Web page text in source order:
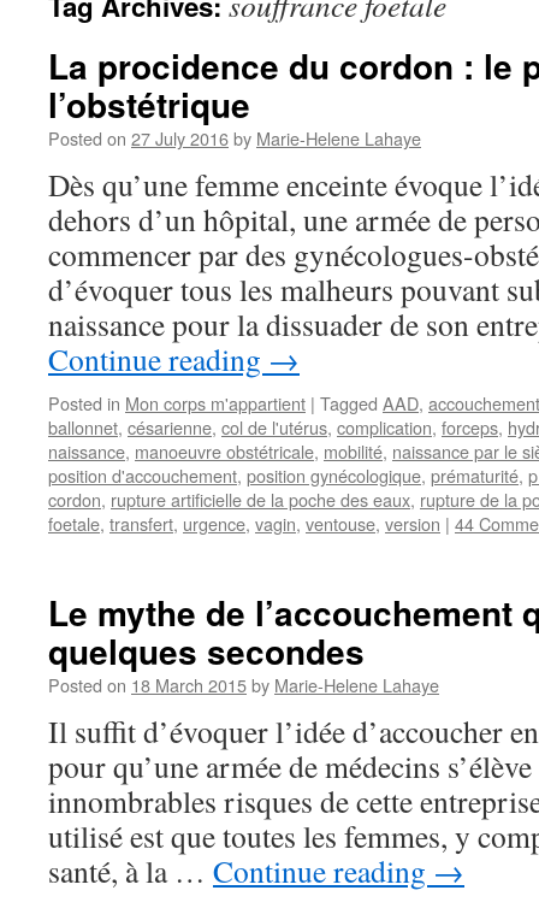
La procidence du cordon : le
l’obstétrique
Posted on 27 July 2016by Marie-Helene Lahaye
Dès qu’une femme enceinte évoque
dehors d’un hôpital, une armée de
commencer par des gynécologues-
d’évoquer tous les malheurs pouvant
naissance pour la dissuader de son
Continue reading →
Posted in Mon corps m'appartient | Tagged AAD, accouchement
ballonnet, césarienne, col de l'utérus, complication, forceps,
naissance, manoeuvre obstétricale, mobilité, naissance par le
position d'accouchement, position gynécologique, prématurité,
cordon, rupture artificielle de la poche des eaux, rupture de la
foetale, transfert, urgence, vagin, ventouse, version | 44
Le mythe de l’accouchement
quelques secondes
Posted on 18 March 2015by Marie-Helene Lahaye
Il suffit d’évoquer l’idée d’accoucher
pour qu’une armée de médecins
innombrables risques de cette
utilisé est que toutes les femmes, y
santé, à la … Continue reading →